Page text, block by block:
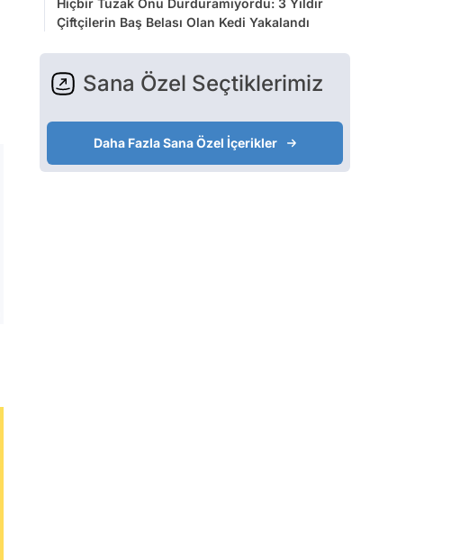
Hiçbir Tuzak Onu Durduramıyordu: 3 Yıldır
Çiftçilerin Baş Belası Olan Kedi Yakalandı
Sana Özel Seçtiklerimiz
Daha Fazla Sana Özel İçerikler